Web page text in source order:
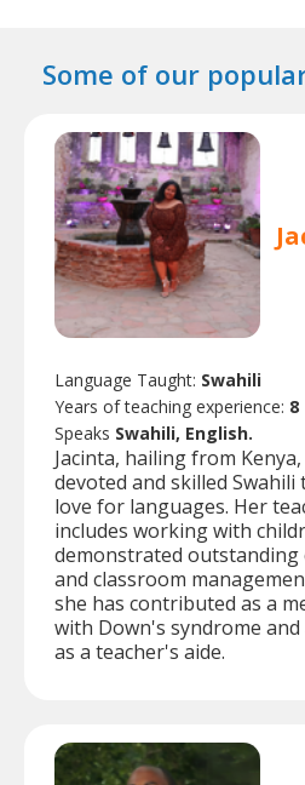
Some of our
Language Taught: Swahili
Years of teaching experience: 8
Speaks Swahili, English.
Jacinta, hailing from
devoted and skilled
love for languages. Her
includes working with
demonstrated
and classroom
she has contributed as a
with Down's syndrome
as a teacher's aide.